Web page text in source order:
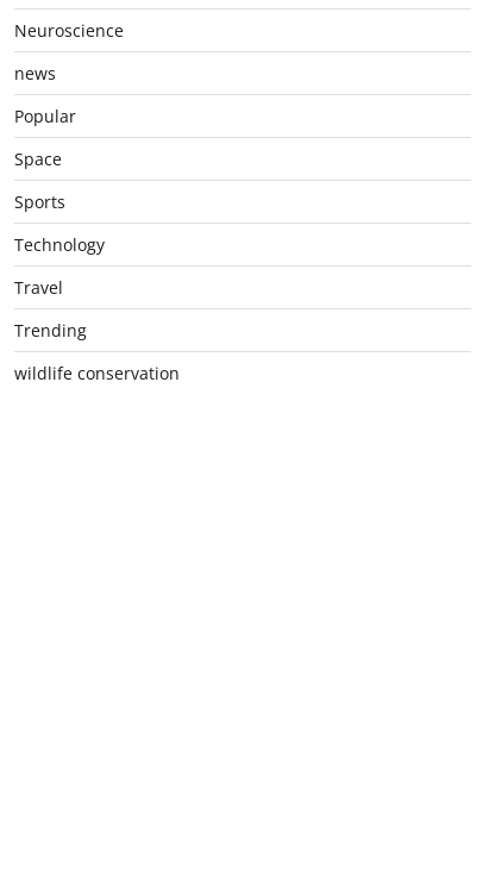
Neuroscience
news
Popular
Space
Sports
Technology
Travel
Trending
wildlife conservation